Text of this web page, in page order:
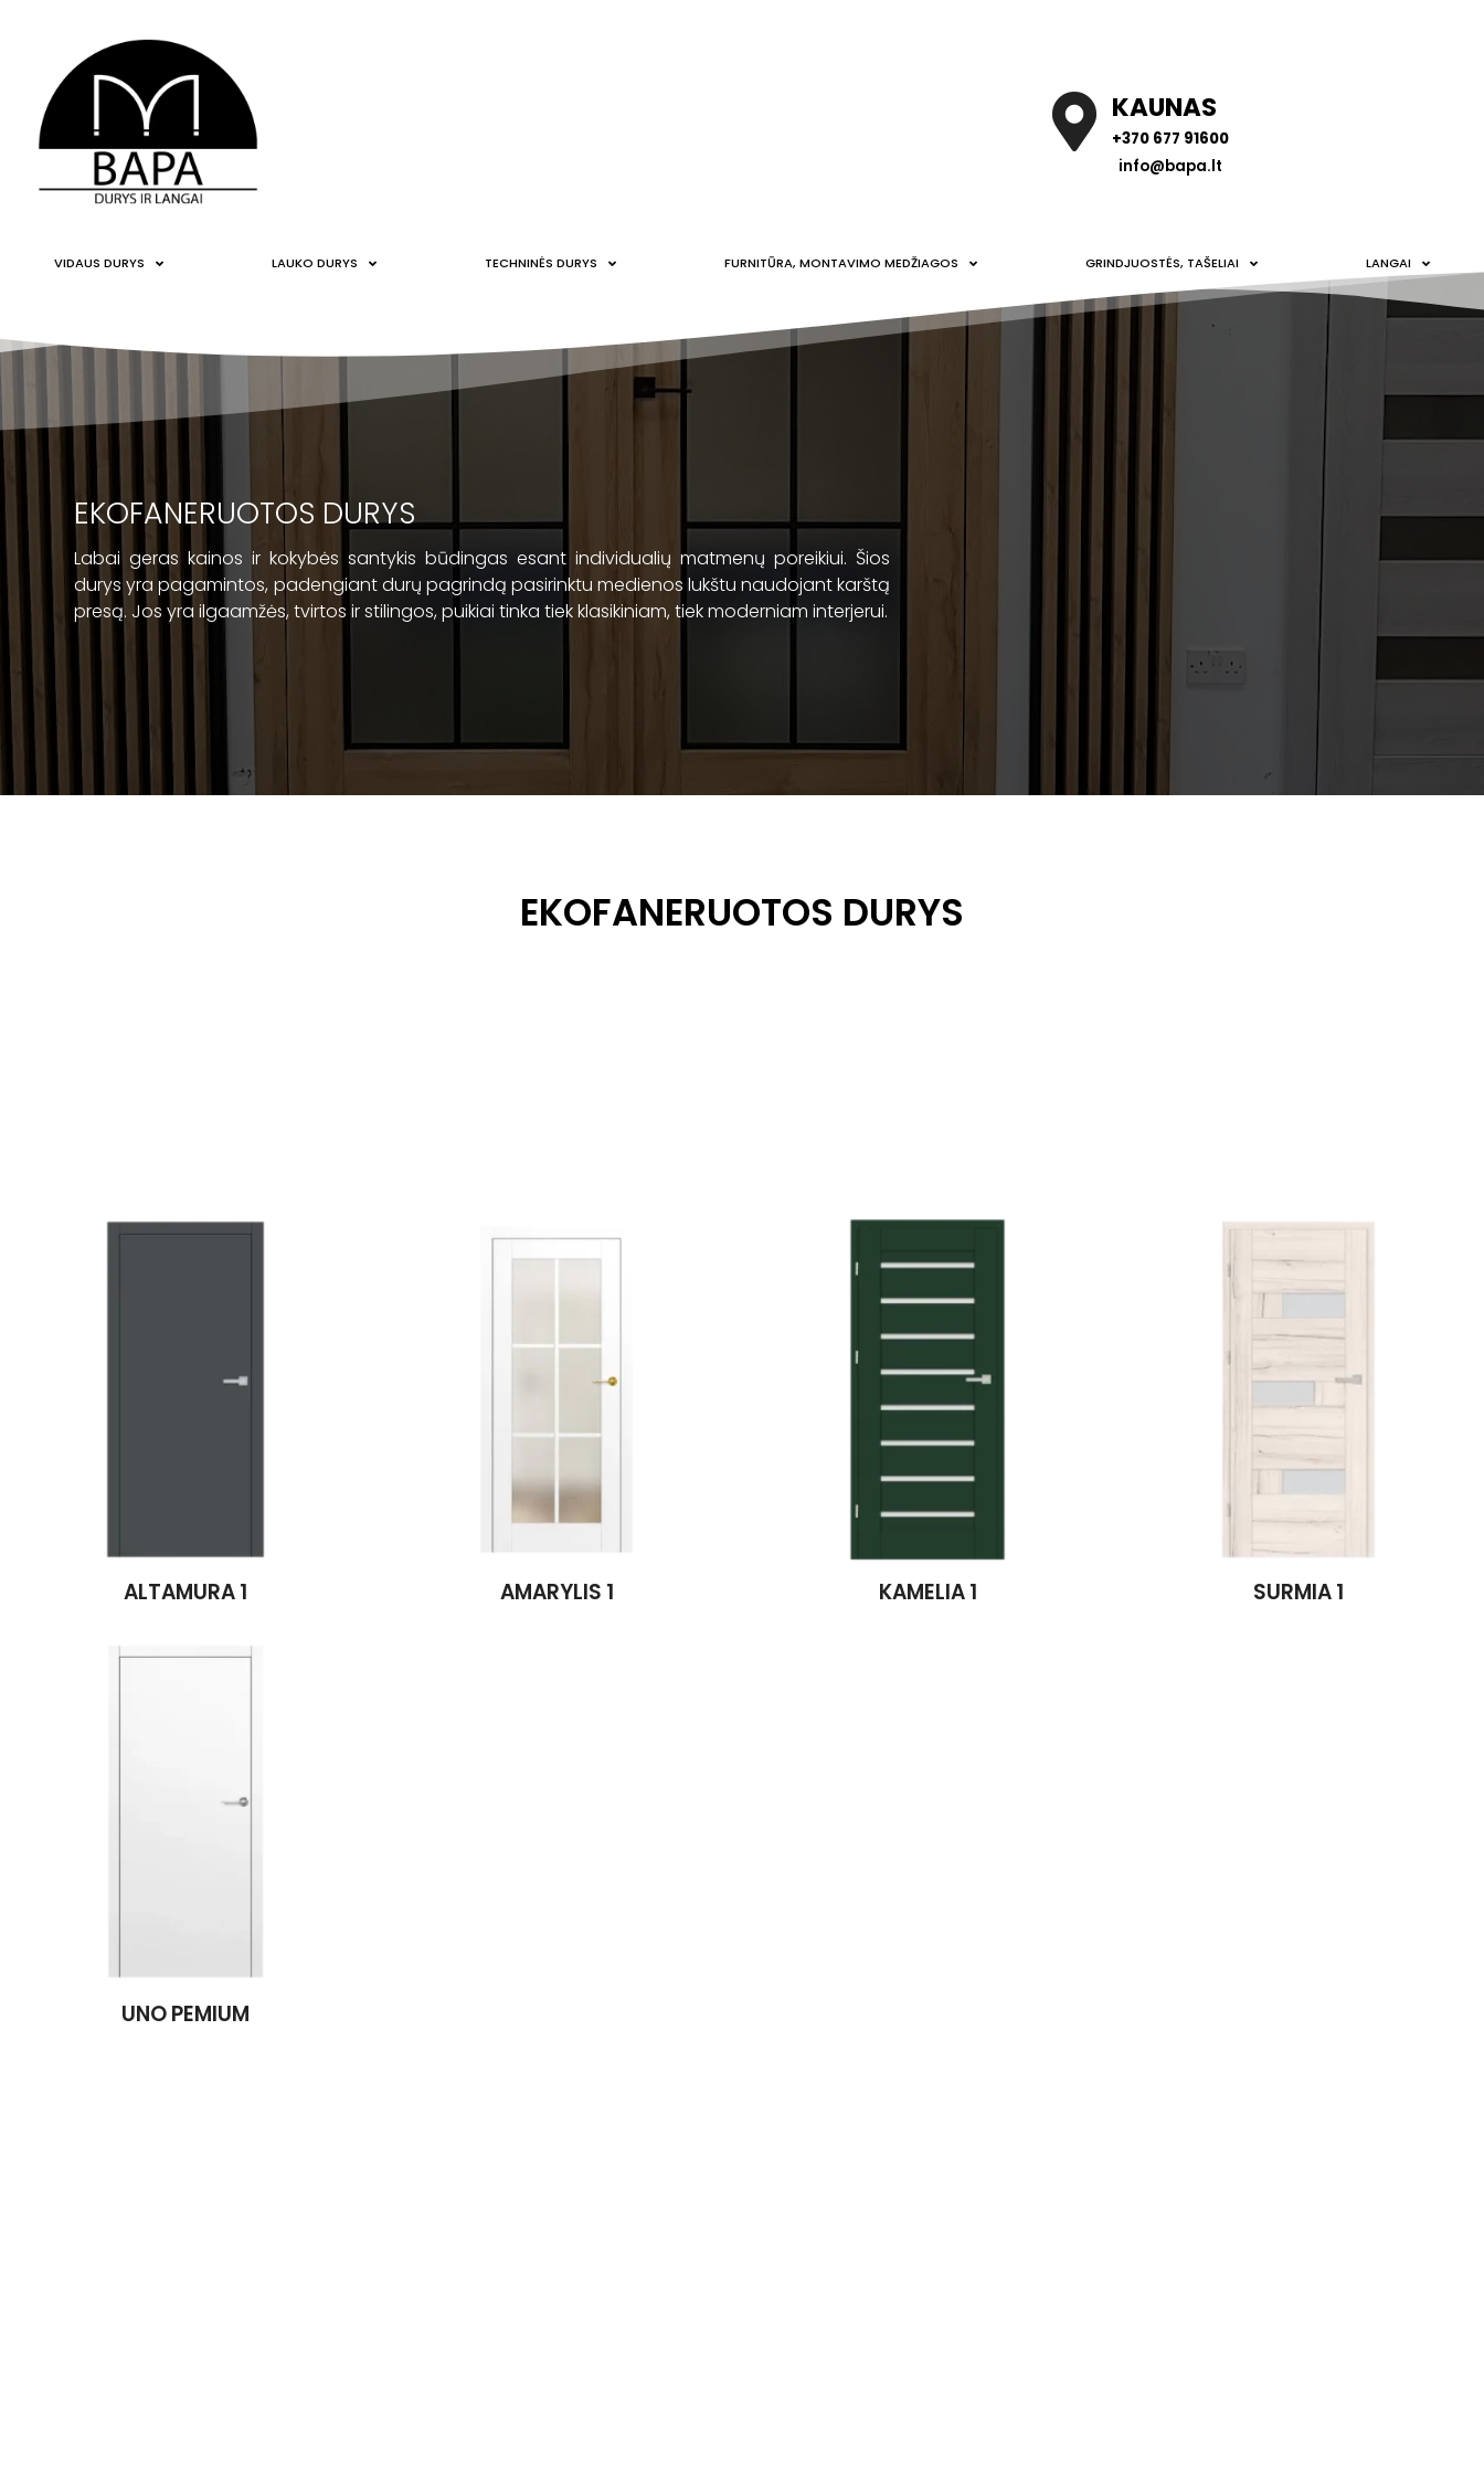
KAUNAS
+370 677 91600
info@bapa.lt
VIDAUS DURYS LAUKO DURYS TECHNINĖS DURYS FURNITŪRA, MONTAVIMO MEDŽIAGOS GRINDJUOSTĖS, TAŠELIAI LANGAI
EKOFANERUOTOS DURYS
Labai geras kainos ir kokybės santykis būdingas esant individualių matmenų poreikiui. Šios
durys yra pagamintos, padengiant durų pagrindą pasirinktu medienos lukštu naudojant karštą
presą. Jos yra ilgaamžės, tvirtos ir stilingos, puikiai tinka tiek klasikiniam, tiek moderniam interjerui.
EKOFANERUOTOS DURYS
ALTAMURA 1 AMARYLIS 1 KAMELIA 1 SURMIA 1
UNO PEMIUM